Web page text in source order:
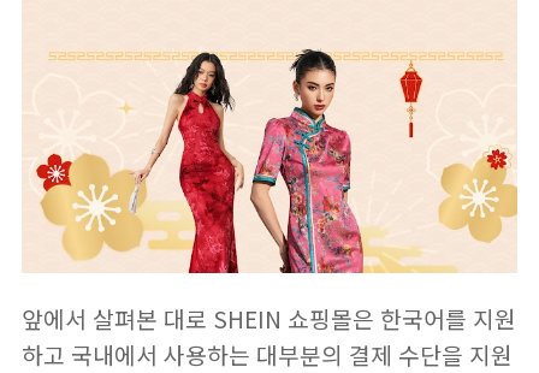
앞에서 살펴본 대로 SHEIN 쇼핑몰은 한국어를 지원
하고 국내에서 사용하는 대부분의 결제 수단을 지원